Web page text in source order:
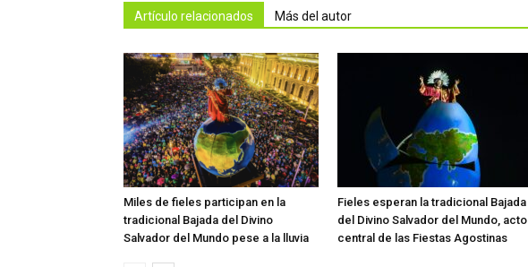
Artículo relacionados Más del autor
Miles de fieles participan en la
tradicional Bajada del Divino
Salvador del Mundo pese a la lluvia
Fieles esperan la tradicional Bajada
del Divino Salvador del Mundo, acto
central de las Fiestas Agostinas